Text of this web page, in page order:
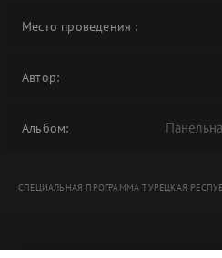
Место проведения :
Автор:
Альбом:
СПЕЦИАЛЬНАЯ ПРОГРАММА ТУРЕЦКАЯ